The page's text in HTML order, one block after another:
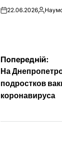
on22.06.2026
записів
Попередній:
На
подростков
коронавируса